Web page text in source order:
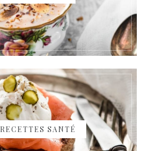
RECETTES SANTÉ